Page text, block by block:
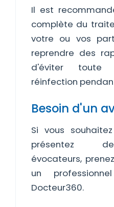
Il est
complète du
votre ou vos
reprendre des
d'éviter toute
réinfection
Besoin d'un
Si vous
présentez
évocateurs,
un
Docteur360.